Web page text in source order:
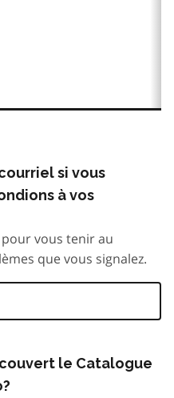
si vous
à vos
vous tenir au
que vous signalez.
le Catalogue